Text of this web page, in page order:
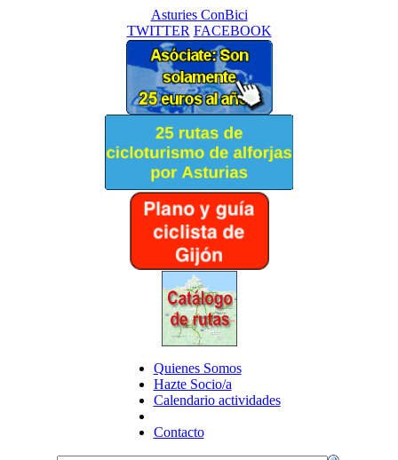
Asturies ConBici
TWITTER FACEBOOK
Quienes Somos
Hazte Socio/a
Calendario actividades
Contacto